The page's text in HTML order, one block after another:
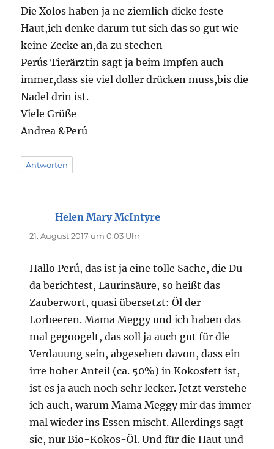
Die Xolos haben ja ne ziemlich dicke feste
Haut,ich denke darum tut sich das so gut wie
keine Zecke an,da zu stechen
Perús Tierärztin sagt ja beim Impfen auch
immer,dass sie viel doller drücken muss,bis die
Nadel drin ist.
Viele Grüße
Andrea &Perú
Antworten
Helen Mary McIntyre
21. August 2017 um 0:03 Uhr
Hallo Perú, das ist ja eine tolle Sache, die Du
da berichtest, Laurinsäure, so heißt das
Zauberwort, quasi übersetzt: Öl der
Lorbeeren. Mama Meggy und ich haben das
mal gegoogelt, das soll ja auch gut für die
Verdauung sein, abgesehen davon, dass ein
irre hoher Anteil (ca. 50%) in Kokosfett ist,
ist es ja auch noch sehr lecker. Jetzt verstehe
ich auch, warum Mama Meggy mir das immer
mal wieder ins Essen mischt. Allerdings sagt
sie, nur Bio-Kokos-Öl. Und für die Haut und